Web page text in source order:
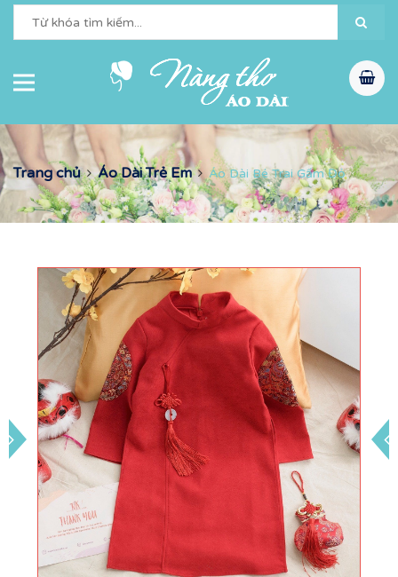
Trang chủ Áo Dài Trẻ Em Áo Dài Bé Trai Gấm Đỏ